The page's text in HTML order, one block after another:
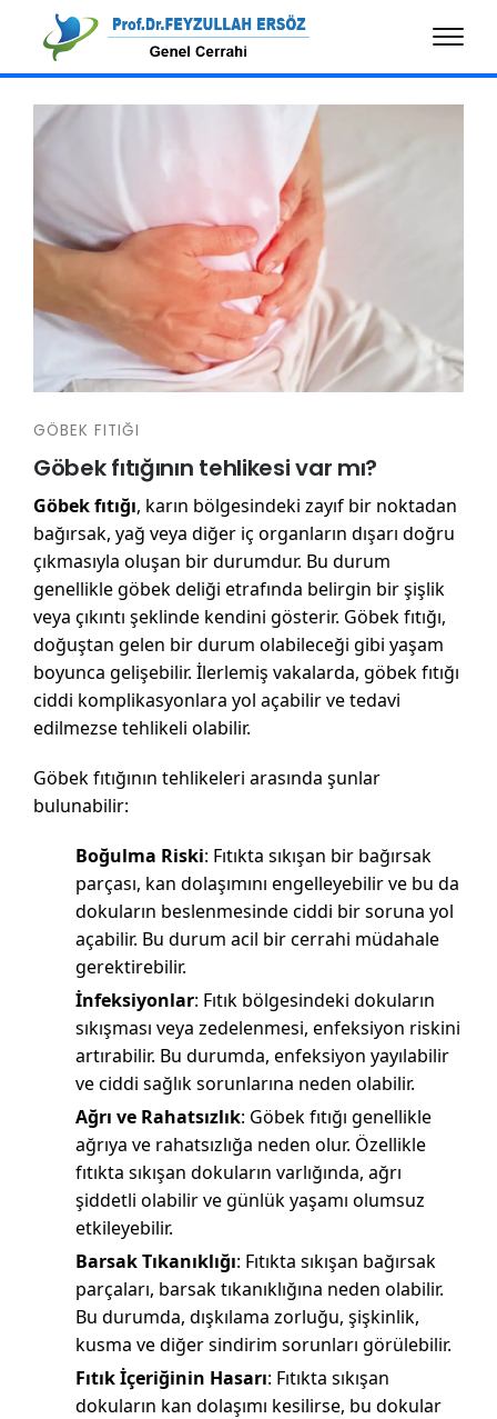
GÖBEK FITIĞI
Göbek fıtığının tehlikesi var mı?
Göbek fıtığı, karın bölgesindeki zayıf bir noktadan
bağırsak, yağ veya diğer iç organların dışarı doğru
çıkmasıyla oluşan bir durumdur. Bu durum
genellikle göbek deliği etrafında belirgin bir şişlik
veya çıkıntı şeklinde kendini gösterir. Göbek fıtığı,
doğuştan gelen bir durum olabileceği gibi yaşam
boyunca gelişebilir. İlerlemiş vakalarda, göbek fıtığı
ciddi komplikasyonlara yol açabilir ve tedavi
edilmezse tehlikeli olabilir.
Göbek fıtığının tehlikeleri arasında şunlar
bulunabilir:
Boğulma Riski: Fıtıkta sıkışan bir bağırsak
parçası, kan dolaşımını engelleyebilir ve bu da
dokuların beslenmesinde ciddi bir soruna yol
açabilir. Bu durum acil bir cerrahi müdahale
gerektirebilir.
İnfeksiyonlar: Fıtık bölgesindeki dokuların
sıkışması veya zedelenmesi, enfeksiyon riskini
artırabilir. Bu durumda, enfeksiyon yayılabilir
ve ciddi sağlık sorunlarına neden olabilir.
Ağrı ve Rahatsızlık: Göbek fıtığı genellikle
ağrıya ve rahatsızlığa neden olur. Özellikle
fıtıkta sıkışan dokuların varlığında, ağrı
şiddetli olabilir ve günlük yaşamı olumsuz
etkileyebilir.
Barsak Tıkanıklığı: Fıtıkta sıkışan bağırsak
parçaları, barsak tıkanıklığına neden olabilir.
Bu durumda, dışkılama zorluğu, şişkinlik,
kusma ve diğer sindirim sorunları görülebilir.
Fıtık İçeriğinin Hasarı: Fıtıkta sıkışan
dokuların kan dolaşımı kesilirse, bu dokular